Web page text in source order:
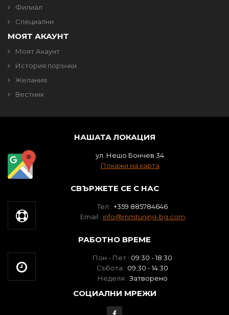
Филиал
Специални
МОЯТ АКАУНТ
Моят Акаунт
История поръчки
Желания
Вестник
НАШАТА ЛОКАЦИЯ
ул. Нешо Бончев 34
Покажи на карта
СВЪРЖЕТЕ СЕ С НАС
Тел : +359 885784646
Email : info@mmtuning-bg.com
РАБОТНО ВРЕМЕ
Пон - Пет : 09:30 - 18:30
Събота : 09:30 - 14:30
Неделя : Затворено
СОЦИАЛНИ МРЕЖИ